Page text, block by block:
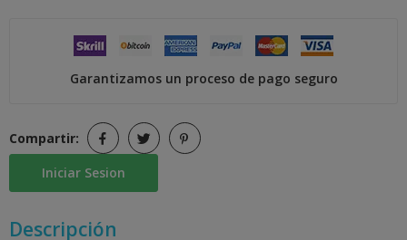
Garantizamos un proceso de pago seguro
Compartir:
Iniciar Sesion
Descripción